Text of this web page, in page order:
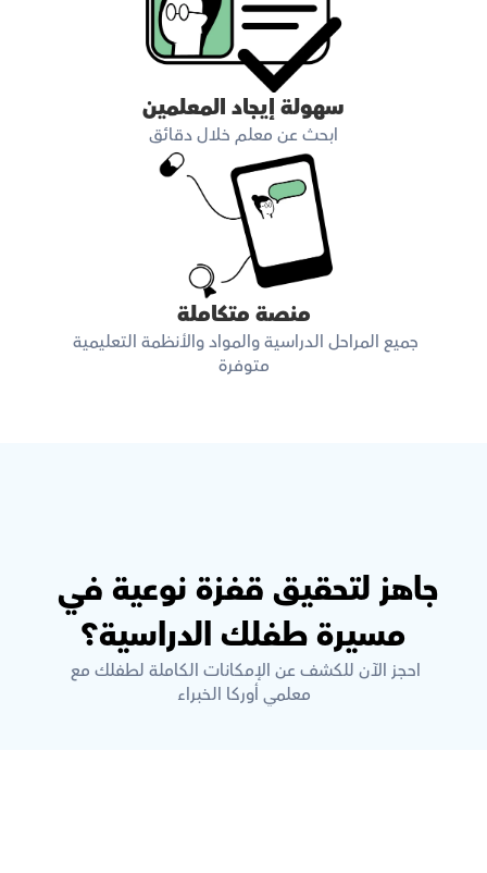
سهولة إيجاد المعلمين
ابحث عن معلم خلال دقائق
منصة متكاملة
متوفرة
مسيرة طفلك الدراسية؟
معلمي أوركا الخبراء